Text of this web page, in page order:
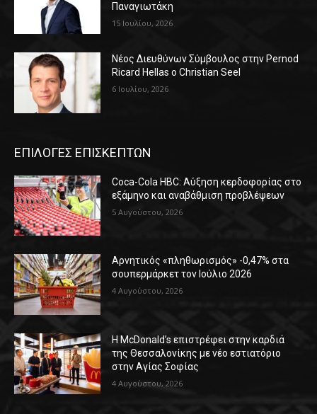
Παναγιωτάκη
15 Ιουλίου, 2026
Νέος Διευθύνων Σύμβουλος στην Pernod
Ricard Hellas ο Christian Seel
6 Ιουλίου, 2026
ΕΠΙΛΟΓΕΣ ΕΠΙΣΚΕΠΤΩΝ
Coca-Cola HBC: Αύξηση κερδοφορίας στο
εξάμηνο και αναβάθμιση προβλέψεων
5 Αυγούστου, 2026
Αρνητικός «πληθωρισμός» -0,47% στα
σουπερμάρκετ τον Ιούλιο 2026
4 Αυγούστου, 2026
Η McDonald’s επιστρέφει στην καρδιά
της Θεσσαλονίκης με νέο εστιατόριο
στην Αγίας Σοφίας
4 Αυγούστου, 2026